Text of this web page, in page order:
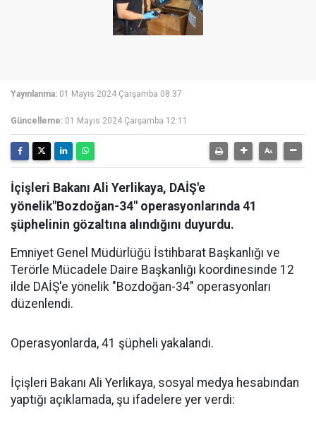
Yayınlanma: 01 Mayıs 2024 Çarşamba 08:37
Güncelleme: 01 Mayıs 2024 Çarşamba 12:11
İçişleri Bakanı Ali Yerlikaya, DAİŞ'e
yönelik"Bozdoğan-34" operasyonlarında 41
şüphelinin gözaltına alındığını duyurdu.
Emniyet Genel Müdürlüğü İstihbarat Başkanlığı ve
Terörle Mücadele Daire Başkanlığı koordinesinde 12
ilde DAİŞ'e yönelik "Bozdoğan-34" operasyonları
düzenlendi.
Operasyonlarda, 41 şüpheli yakalandı.
İçişleri Bakanı Ali Yerlikaya, sosyal medya hesabından
yaptığı açıklamada, şu ifadelere yer verdi: